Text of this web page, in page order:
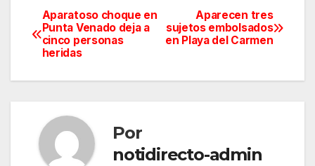
Navegación
de
entradas
Aparecen tres
sujetos embolsados
en Playa del Carmen
Aparatoso choque en
Punta Venado deja a
cinco personas
heridas
Por
notidirecto-admin